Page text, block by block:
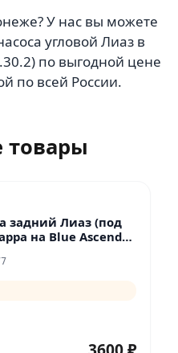
У нас вы можете
угловой Лиаз в
по выгодной цене
по всей России.
товары
задний Лиаз (под
на Blue Ascend